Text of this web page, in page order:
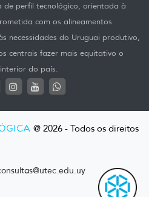
de perfil tecnológico, orientada à
com os alineamentos
necessidades do Uruguai produtivo,
centrais fazer mais equitativo o
do país.
@ 2026 - Todos os direitos